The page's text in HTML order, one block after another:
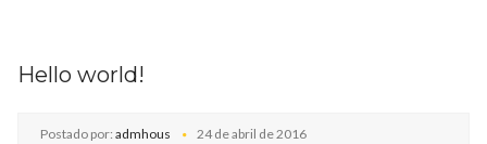
Hello world!
Postado por: admhous
24 de abril de 2016